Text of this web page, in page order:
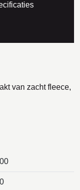
van zacht fleece,